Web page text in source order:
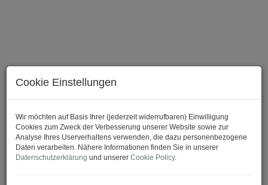
Cookie Einstellungen
Wir möchten auf Basis Ihrer (jederzeit widerrufbaren) Einwilligung
Cookies zum Zweck der Verbesserung unserer Website sowie zur
Analyse Ihres Userverhaltens verwenden, die dazu personenbezogene
Daten verarbeiten. Nähere Informationen finden Sie in unserer
Datenschutzerklärung und unserer Cookie Policy.